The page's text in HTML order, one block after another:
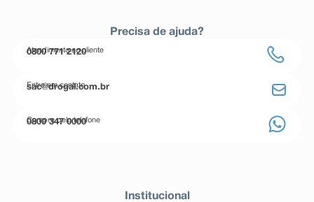
Precisa de ajuda?
Atendimento ao cliente
0800 771 2120
Entre em contato
sac@drogal.com.br
Compre pelo telefone
0800 347 0000
Institucional